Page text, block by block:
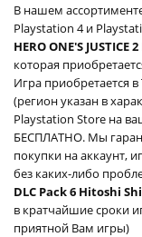
В нашем
Playstation 4 и
HERO ONE'S
которая
Игра приобретается
(регион указан в
Playstation Store на
БЕСПЛАТНО. Мы
покупки на аккаунт,
без каких-либо
DLC Pack 6 Hitoshi
в кратчайшие сроки
приятной Вам игры)